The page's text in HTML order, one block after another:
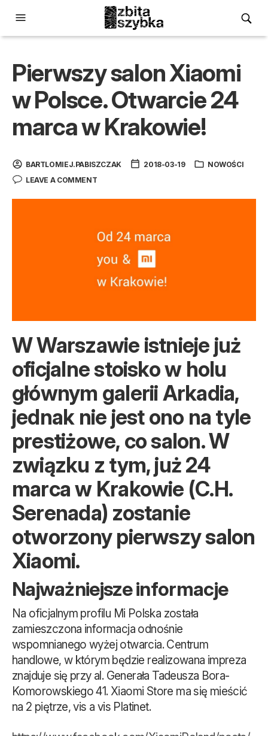
Pierwszy salon Xiaomi
w Polsce. Otwarcie 24
marca w Krakowie!
BARTLOMIEJ.PABISZCZAK 2018-03-19
NOWOŚCI
LEAVE A COMMENT
W Warszawie istnieje już
oficjalne stoisko w holu
głównym galerii Arkadia,
jednak nie jest ono na tyle
prestiżowe, co salon. W
związku z tym, już 24
marca w Krakowie (C.H.
Serenada) zostanie
otworzony pierwszy salon
Xiaomi.
Najważniejsze informacje
Na oficjalnym profilu Mi Polska została
zamieszczona informacja odnośnie
wspomnianego wyżej otwarcia. Centrum
handlowe, w którym będzie realizowana impreza
znajduje się przy al. Generała Tadeusza Bora-
Komorowskiego 41. Xiaomi Store ma się mieścić
na 2 piętrze, vis a vis Platinet.